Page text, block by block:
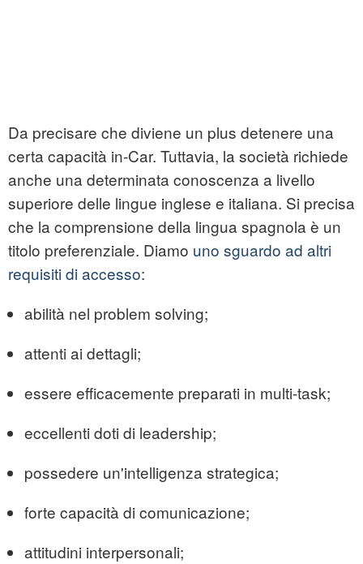
Da precisare che diviene un plus detenere una
certa capacità in-Car. Tuttavia, la società richiede
anche una determinata conoscenza a livello
superiore delle lingue inglese e italiana. Si precisa
che la comprensione della lingua spagnola è un
titolo preferenziale. Diamo uno sguardo ad altri
requisiti di accesso:
abilità nel problem solving;
attenti ai dettagli;
essere efficacemente preparati in multi-task;
eccellenti doti di leadership;
possedere un'intelligenza strategica;
forte capacità di comunicazione;
attitudini interpersonali;